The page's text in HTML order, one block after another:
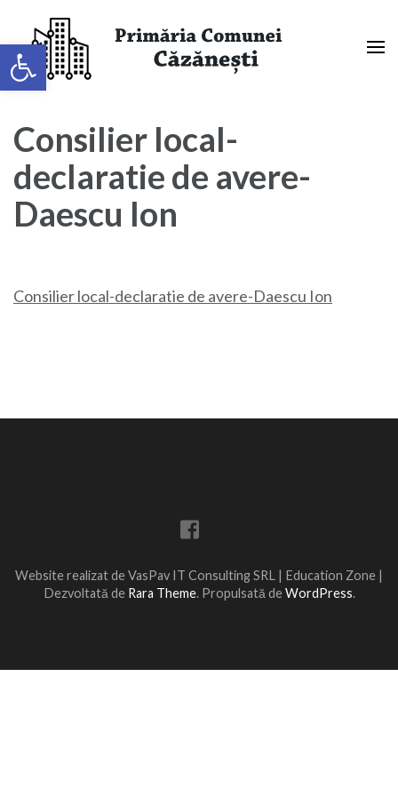
Deschide bara de unelte
conținut
(apasă
Primaria Comunei Căzănești,
Mehedinți
Consilier local-
declaratie de avere-
Daescu Ion
Consilier local-declaratie de avere-Daescu Ion
Website realizat de VasPav IT Consulting SRL | Education Zone |
Dezvoltată de Rara Theme. Propulsată deWordPress.